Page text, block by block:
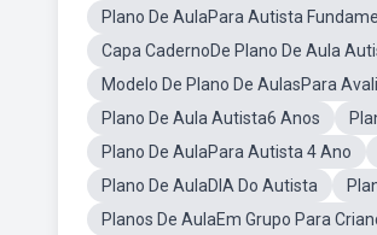
Plano De AulaPara Autista
Capa CadernoDe Plano De Aula
Modelo De Plano De AulasPara
Plano De Aula Autista6 Anos
Plano De AulaPara Autista 4 Ano
Plano De AulaDIA Do Autista
Planos De AulaEm Grupo Para